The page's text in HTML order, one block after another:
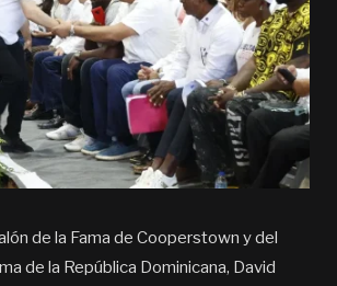
de la Fama de Cooperstown y del
de la República Dominicana, David